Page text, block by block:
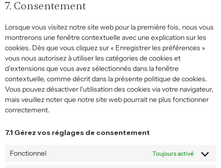
7. Consentement
Lorsque vous visitez notre site web pour la première fois, nous vous
montrerons une fenêtre contextuelle avec une explication sur les
cookies. Dès que vous cliquez sur « Enregistrer les préférences »
vous nous autorisez à utiliser les catégories de cookies et
d’extensions que vous avez sélectionnés dans la fenêtre
contextuelle, comme décrit dans la présente politique de cookies.
Vous pouvez désactiver l’utilisation des cookies via votre navigateur,
mais veuillez noter que notre site web pourrait ne plus fonctionner
correctement.
7.1 Gérez vos réglages de consentement
Fonctionnel Toujours activé